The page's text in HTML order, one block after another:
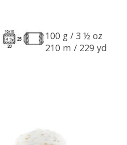
100 g / 3 ½ oz
210 m / 229 yd